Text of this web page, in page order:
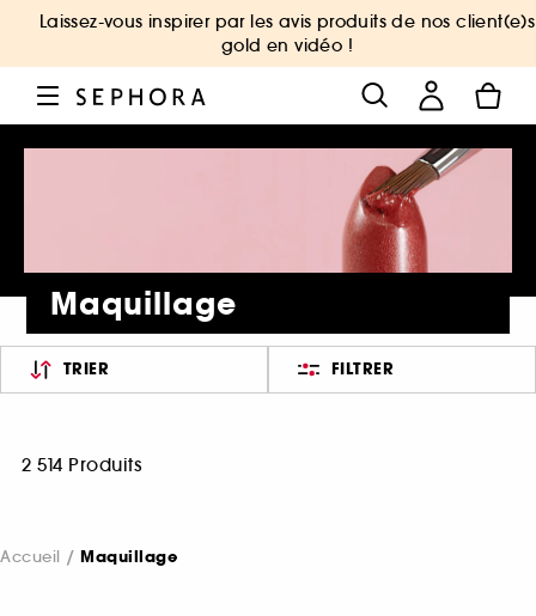
Laissez-vous inspirer par les avis produits de nos client(e)s
gold en vidéo !
Maquillage
TRIER FILTRER
2 514 Produits
Accueil Maquillage